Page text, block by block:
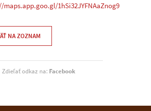
maps.app.goo.gl/1hSi32JYFNAaZnog9
NA ZOZNAM
Zdieľať odkaz na: Facebook